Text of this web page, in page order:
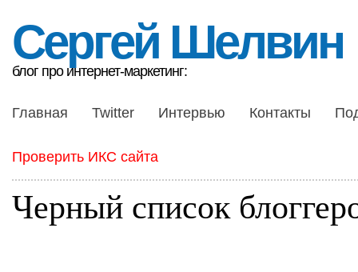
Сергей Шелвин
блог про интернет-маркетинг:
Главная Twitter Интервью Контакты
Проверить ИКС сайта
Черный список